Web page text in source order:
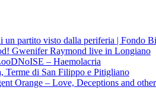
un partito visto dalla periferia | Fondo
Gwenifer Raymond live in Longiano
– Haemolacria
Terme di San Filippo e Pitigliano
Orange – Love, Deceptions and